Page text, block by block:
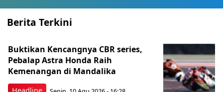
Berita Terkini
Buktikan Kencangnya CBR series,
Pebalap Astra Honda Raih
Kemenangan di Mandalika